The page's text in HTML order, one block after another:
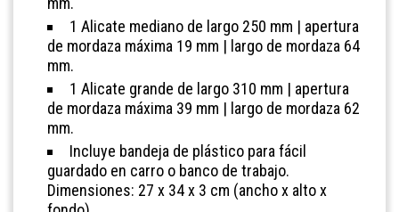
1 Alicate mediano de largo 250 mm | apertura
de mordaza máxima 19 mm | largo de mordaza 64
mm.
1 Alicate grande de largo 310 mm | apertura
de mordaza máxima 39 mm | largo de mordaza 62
mm.
Incluye bandeja de plástico para fácil
guardado en carro o banco de trabajo.
Dimensiones: 27 x 34 x 3 cm (ancho x alto x